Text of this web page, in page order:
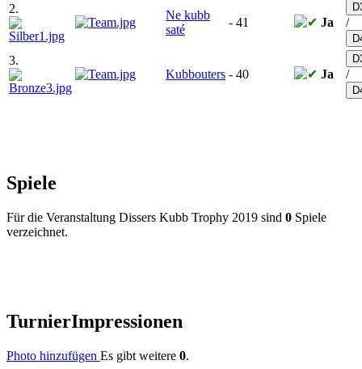
2.
Ne kubb
saté
- 41 Ja /
3.
Kubbouters - 40 Ja /
Spiele
Für die Veranstaltung Dissers Kubb Trophy 2019 sind 0 Spiele
verzeichnet.
TurnierImpressionen
Photo hinzufügen Es gibt weitere 0.